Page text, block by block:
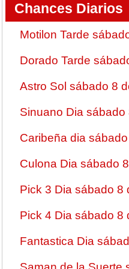
Chances Diarios
Motilon Tarde
Dorado Tarde
Astro Sol sábado 8
Sinuano Dia
Caribeña dia
Culona Dia sábado
Pick 3 Dia sábado 8
Pick 4 Dia sábado 8
Fantastica Dia